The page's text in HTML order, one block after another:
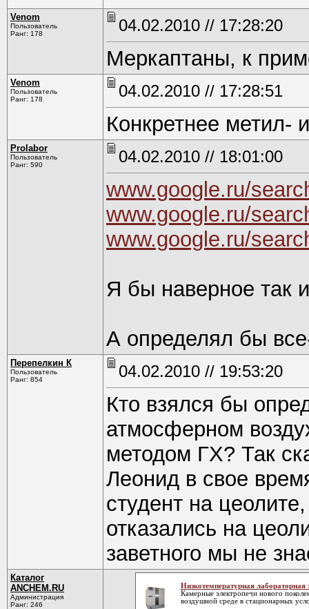
Venom
Пользователь
Ранг: 178
04.02.2010 // 17:28:20
Меркаптаны, к
Venom
Пользователь
Ранг: 178
04.02.2010 // 17:28:51
Конкретнее метил-
Prolabor
Пользователь
Ранг: 590
04.02.2010 // 18:01:00
www.google.ru/
www.google.ru/
www.google.ru/
Я бы наверное так
А определял бы
Перепелкин К
Пользователь
Ранг: 854
04.02.2010 // 19:53:20
Кто взялся бы
атмосферном
методом ГХ? Так
Леонид в свое
студент на
отказались на
заветного мы не
Каталог
ANCHEM.RU
Администрация
Ранг: 246
Низкотемпературная
Камерные электропечи нового
воздушной среде в стационарных